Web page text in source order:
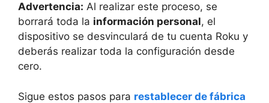
Advertencia: Al realizar este proceso, se
borrará toda la información personal, el
dispositivo se desvinculará de tu cuenta Roku y
deberás realizar toda la configuración desde
cero.
Sigue estos pasos para restablecer de fábrica